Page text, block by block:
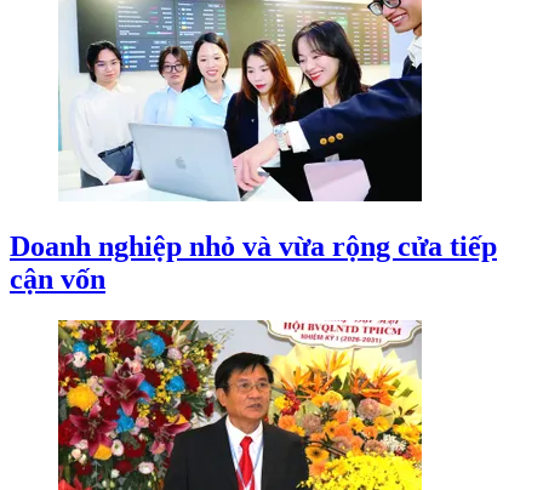
Doanh nghiệp nhỏ và vừa rộng cửa tiếp
cận vốn